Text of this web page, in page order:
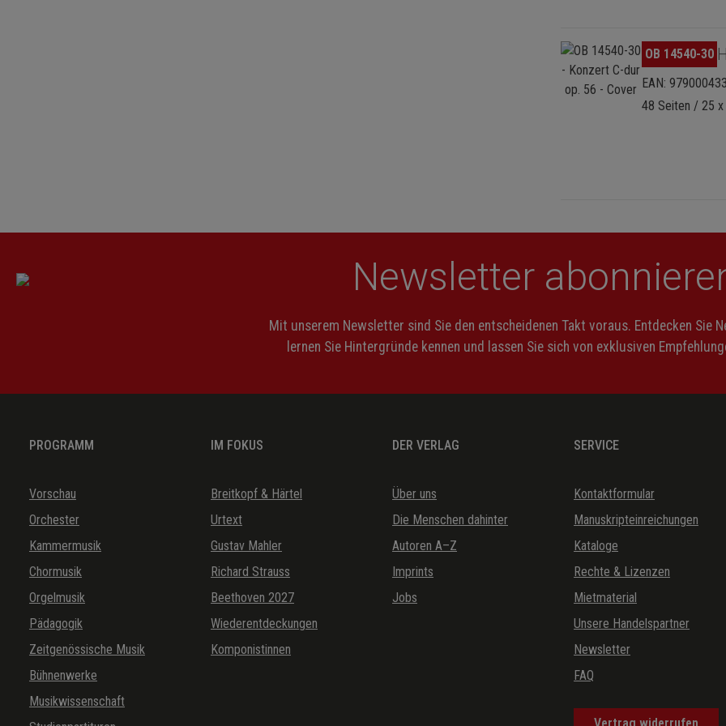
Bildergalerie überspringen
OB 14540-30
EAN:
48 Seiten / 25
Newsletter
Mit unserem Newsletter sind Sie den entscheidenen Takt voraus. Entdecken Sie
lernen Sie Hintergründe kennen und lassen Sie sich von exklusiven
PROGRAMM
Vorschau
Orchester
Kammermusik
Chormusik
Orgelmusik
Pädagogik
Zeitgenössische Musik
Bühnenwerke
Musikwissenschaft
IM FOKUS
Breitkopf & Härtel
Urtext
Gustav Mahler
Richard Strauss
Beethoven 2027
Wiederentdeckungen
Komponistinnen
DER VERLAG
Über uns
Die Menschen dahinter
Autoren A–Z
Imprints
Jobs
SERVICE
Kontaktformular
Manuskripteinreichungen
Kataloge
Rechte & Lizenzen
Mietmaterial
Unsere Handelspartner
Newsletter
FAQ
Vertrag widerrufen